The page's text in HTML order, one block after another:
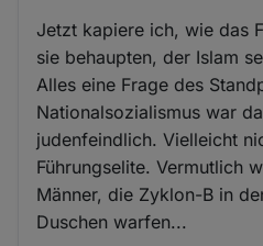
Jetzt kapiere ich, wie das
sie behaupten, der Islam
Alles eine Frage des
Nationalsozialismus war
judenfeindlich. Vielleicht
Führungselite. Vermutlich
Männer, die Zyklon-B in
Duschen warfen...